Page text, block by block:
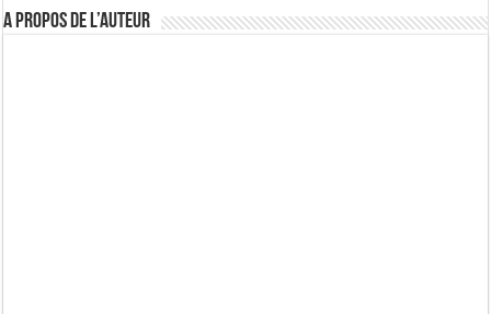
A propos de l’auteur